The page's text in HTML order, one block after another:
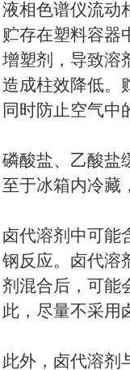
液相色谱仪流动
贮存在塑料容器
增塑剂，导致溶
造成柱效降低。
同时防止空气中
磷酸盐、乙酸盐
至于冰箱内冷藏
卤代溶剂中可能
钢反应。卤代溶
剂混合后，可能
此，尽量不采用
此外，卤代溶剂